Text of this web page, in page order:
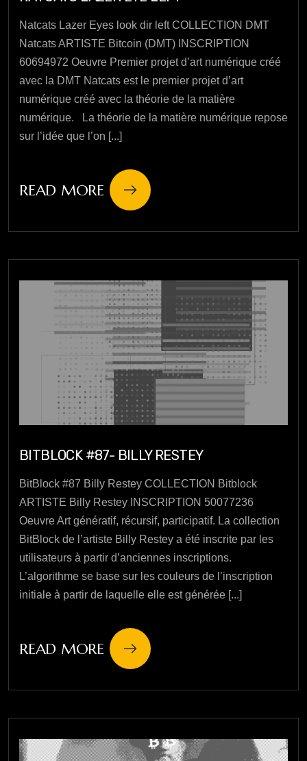
Natcats Lazer Eyes look dir left COLLECTION DMT
Natcats ARTISTE Bitcoin (DMT) INSCRIPTION
60694972 Oeuvre Premier projet d’art numérique créé
avec la DMT Natcats est le premier projet d’art
numérique créé avec la théorie de la matière
numérique. La théorie de la matière numérique repose
sur l’idée que l’on [...]
READ MORE
BITBLOCK #87- BILLY RESTEY
BitBlock #87 Billy Restey COLLECTION Bitblock
ARTISTE Billy Restey INSCRIPTION 50077236
Oeuvre Art génératif, récursif, participatif. La collection
BitBlock de l’artiste Billy Restey a été inscrite par les
utilisateurs à partir d’anciennes inscriptions.
L’algorithme se base sur les couleurs de l’inscription
initiale à partir de laquelle elle est générée [...]
READ MORE